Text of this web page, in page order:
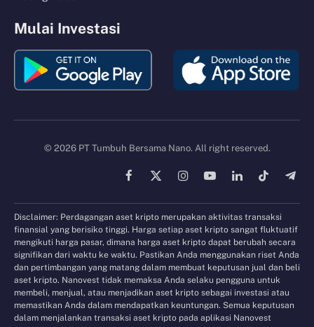
Mulai Investasi
© 2026 PT Tumbuh Bersama Nano. All right reserved.
Facebook
X
InstagramYouTubeLinkedInTikTok
Disclaimer: Perdagangan aset kripto merupakan aktivitas transaksi
finansial yang berisiko tinggi. Harga setiap aset kripto sangat fluktuatif
mengikuti harga pasar, dimana harga aset kripto dapat berubah secara
signifikan dari waktu ke waktu. Pastikan Anda menggunakan riset Anda
dan pertimbangan yang matang dalam membuat keputusan jual dan beli
aset kripto. Nanovest tidak memaksa Anda selaku pengguna untuk
membeli, menjual, atau menjadikan aset kripto sebagai investasi atau
memastikan Anda dalam mendapatkan keuntungan. Semua keputusan
dalam menjalankan transaksi aset kripto pada aplikasi Nanovest